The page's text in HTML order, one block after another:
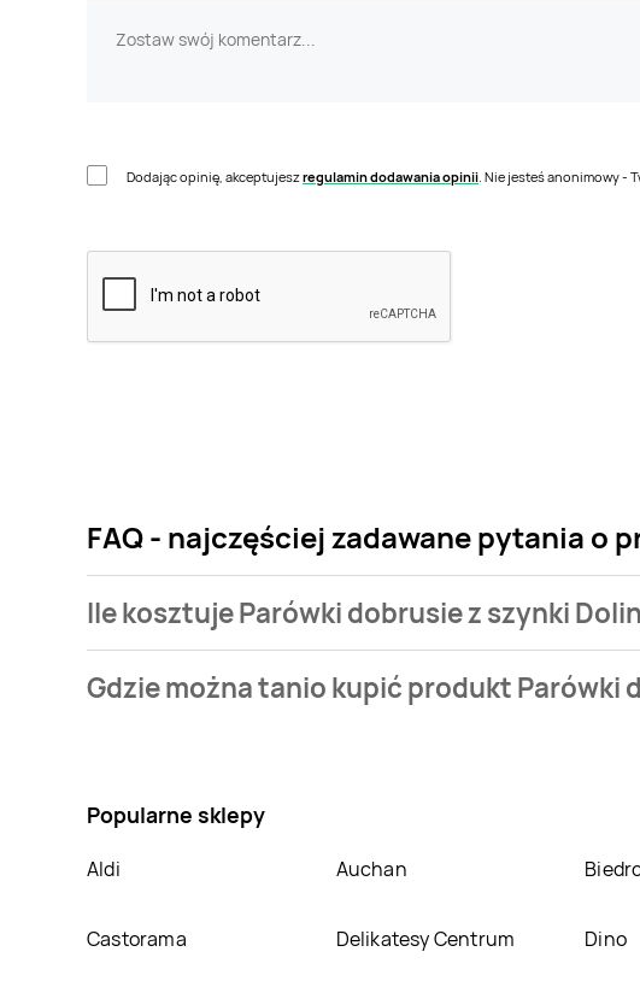
Dodając opinię, akceptujeszregulamin dodawania opinii . Nie jesteś anonimowy -
FAQ - najczęściej zadawane pytania o
Ile kosztuje Parówki dobrusie z szynki
Najtańsza oferta, jaką mamy w naszej bazie jest z sieci
Gdzie można tanio kupić produkt Parówki
Popularne sklepy
Aldi Auchan
Castorama Delikatesy Centrum Dino